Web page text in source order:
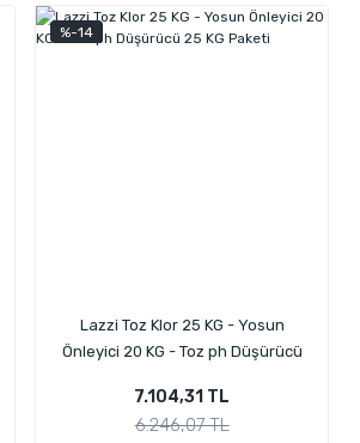
%-14
Lazzi Toz Klor 25 KG - Yosun
Önleyici 20 KG - Toz ph Düşürücü
7.104,31 TL
6.246,07 TL